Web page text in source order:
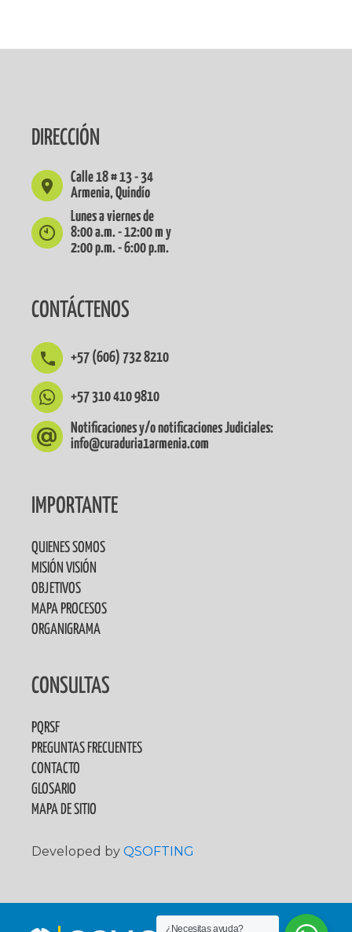
DIRECCIÓN
Calle 18 # 13 - 34
Armenia, Quindío
Lunes a viernes de
8:00 a.m. - 12:00 m y
2:00 p.m. - 6:00 p.m.
CONTÁCTENOS
+57 (606) 732 8210
+57 310 410 9810
Notificaciones y/o notificaciones Judiciales:
info@curaduria1armenia.com
IMPORTANTE
QUIENES SOMOS
MISIÓN VISIÓN
OBJETIVOS
MAPA PROCESOS
ORGANIGRAMA
CONSULTAS
PQRSF
PREGUNTAS FRECUENTES
CONTACTO
GLOSARIO
MAPA DE SITIO
Developed by QSOFTING
¿Necesitas ayuda?